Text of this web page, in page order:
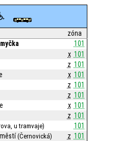
zóna
101
x 101
z 101
x 101
z 101
z 101
x 101
z 101
u tramvaje)
101
(Černovická) z 101